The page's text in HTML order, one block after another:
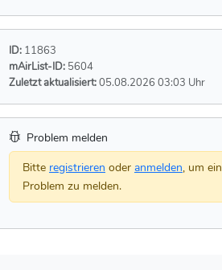
ID: 11863
mAirList-ID: 5604
Zuletzt aktualisiert:05.08.2026 03:03 Uhr
Problem melden
Bitte registrieren oder anmelden, um ein
Problem zu melden.